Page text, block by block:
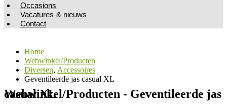
Occasions
Vacatures & nieuws
Contact
Home
Webwinkel/Producten
Diversen, Accessoires
Geventileerde jas casual XL
Webwinkel/Producten - Geventileerde jas casual XL